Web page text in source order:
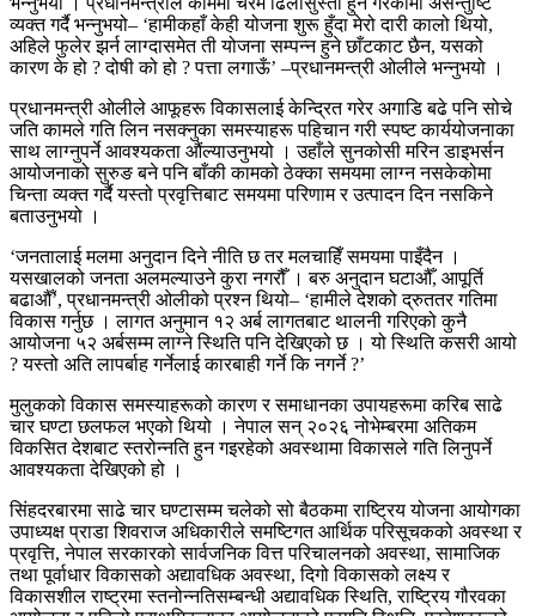
व्यक्त गर्दै भन्नुभयो– ‘हामीकहाँ केही योजना शुरू हुँदा मेरो दारी कालो थियो,
अहिले फुलेर झर्न लाग्दासमेत ती योजना सम्पन्न हुने छाँटकाट छैन, यसको
कारण के हो ? दोषी को हो ? पत्ता लगाऊँ’ –प्रधानमन्त्री ओलीले भन्नुभयो ।
प्रधानमन्त्री ओलीले आफूहरू विकासलाई केन्द्रित गरेर अगाडि बढे पनि सोचे
जति कामले गति लिन नसक्नुका समस्याहरू पहिचान गरी स्पष्ट कार्ययोजनाका
साथ लाग्नुपर्ने आवश्यकता औंल्याउनुभयो । उहाँले सुनकोसी मरिन डाइभर्सन
आयोजनाको सुरुङ बने पनि बाँकी कामको ठेक्का समयमा लाग्न नसकेकोमा
चिन्ता व्यक्त गर्दै यस्तो प्रवृत्तिबाट समयमा परिणाम र उत्पादन दिन नसकिने
बताउनुभयो ।
‘जनतालाई मलमा अनुदान दिने नीति छ तर मलचाहिँ समयमा पाइँदैन ।
यसखालको जनता अलमल्याउने कुरा नगरौँ । बरु अनुदान घटाऔँ, आपूर्ति
बढाऔँ’, प्रधानमन्त्री ओलीको प्रश्न थियो– ‘हामीले देशको द्रुततर गतिमा
विकास गर्नुछ । लागत अनुमान १२ अर्ब लागतबाट थालनी गरिएको कुनै
आयोजना ५२ अर्बसम्म लाग्ने स्थिति पनि देखिएको छ । यो स्थिति कसरी आयो
? यस्तो अति लापर्बाह गर्नेलाई कारबाही गर्ने कि नगर्ने ?’
मुलुकको विकास समस्याहरूको कारण र समाधानका उपायहरूमा करिब साढे
चार घण्टा छलफल भएको थियो । नेपाल सन् २०२६ नोभेम्बरमा अतिकम
विकसित देशबाट स्तरोन्नति हुन गइरहेको अवस्थामा विकासले गति लिनुपर्ने
आवश्यकता देखिएको हो ।
सिंहदरबारमा साढे चार घण्टासम्म चलेको सो बैठकमा राष्ट्रिय योजना आयोगका
उपाध्यक्ष प्राडा शिवराज अधिकारीले समष्टिगत आर्थिक परिसूचकको अवस्था र
प्रवृत्ति, नेपाल सरकारको सार्वजनिक वित्त परिचालनको अवस्था, सामाजिक
तथा पूर्वाधार विकासको अद्यावधिक अवस्था, दिगो विकासको लक्ष्य र
विकासशील राष्ट्रमा स्तनोन्नतिसम्बन्धी अद्यावधिक स्थिति, राष्ट्रिय गौरवका